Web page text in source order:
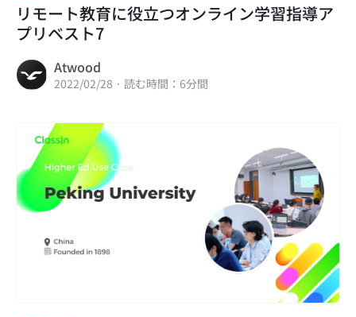
リモート教育に役立つオンライン学習指導ア
プリベスト7
Atwood
2022/02/28 · 読む時間：6分間